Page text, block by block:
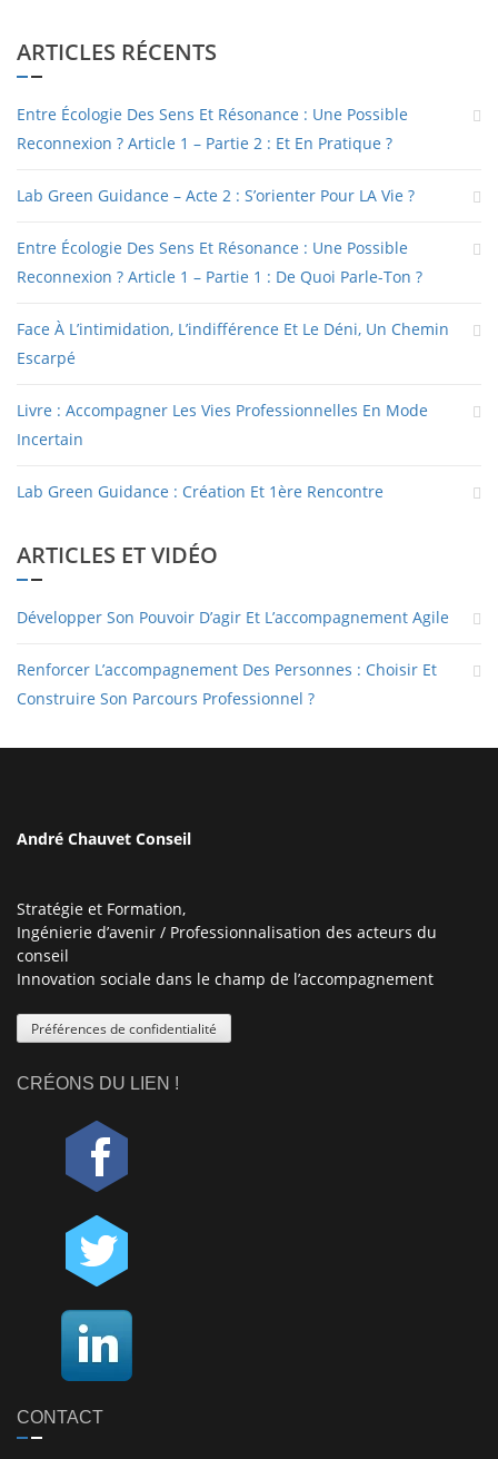
ARTICLES RÉCENTS
Entre Écologie Des Sens Et Résonance : Une Possible
Reconnexion ? Article 1 – Partie 2 : Et En Pratique ?
Lab Green Guidance – Acte 2 : S’orienter Pour LA Vie ?
Entre Écologie Des Sens Et Résonance : Une Possible
Reconnexion ? Article 1 – Partie 1 : De Quoi Parle-Ton ?
Face À L’intimidation, L’indifférence Et Le Déni, Un Chemin
Escarpé
Livre : Accompagner Les Vies Professionnelles En Mode
Incertain
Lab Green Guidance : Création Et 1ère Rencontre
ARTICLES ET VIDÉO
Développer Son Pouvoir D’agir Et L’accompagnement Agile
Renforcer L’accompagnement Des Personnes : Choisir Et
Construire Son Parcours Professionnel ?
André Chauvet Conseil
Stratégie et Formation,
Ingénierie d’avenir / Professionnalisation des acteurs du
conseil
Innovation sociale dans le champ de l’accompagnement
Préférences de confidentialité
CRÉONS DU LIEN !
CONTACT